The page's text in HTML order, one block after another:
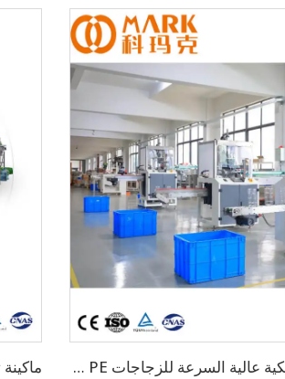
ماكينة قطع أوتوماتيكية عالية السرعة للزجاجات PE وPVC وPET